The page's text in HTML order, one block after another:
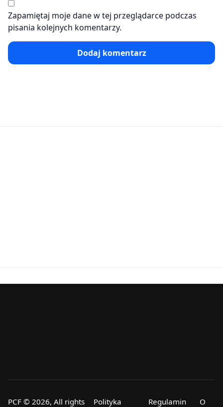
Zapamiętaj moje dane w tej przeglądarce podczas
pisania kolejnych komentarzy.
Dodaj komentarz
PCF © 2026, All rights Polityka Regulamin O